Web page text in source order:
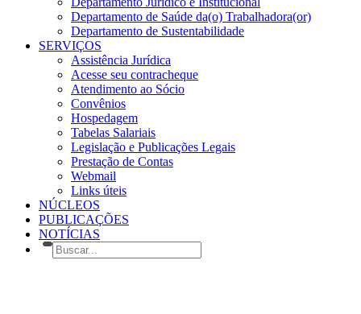
Departamento de Saúde da(o) Trabalhadora(or)
Departamento de Sustentabilidade
SERVIÇOS
Assistência Jurídica
Acesse seu contracheque
Atendimento ao Sócio
Convênios
Hospedagem
Tabelas Salariais
Legislação e Publicações Legais
Prestação de Contas
Webmail
Links úteis
NÚCLEOS
PUBLICAÇÕES
NOTÍCIAS